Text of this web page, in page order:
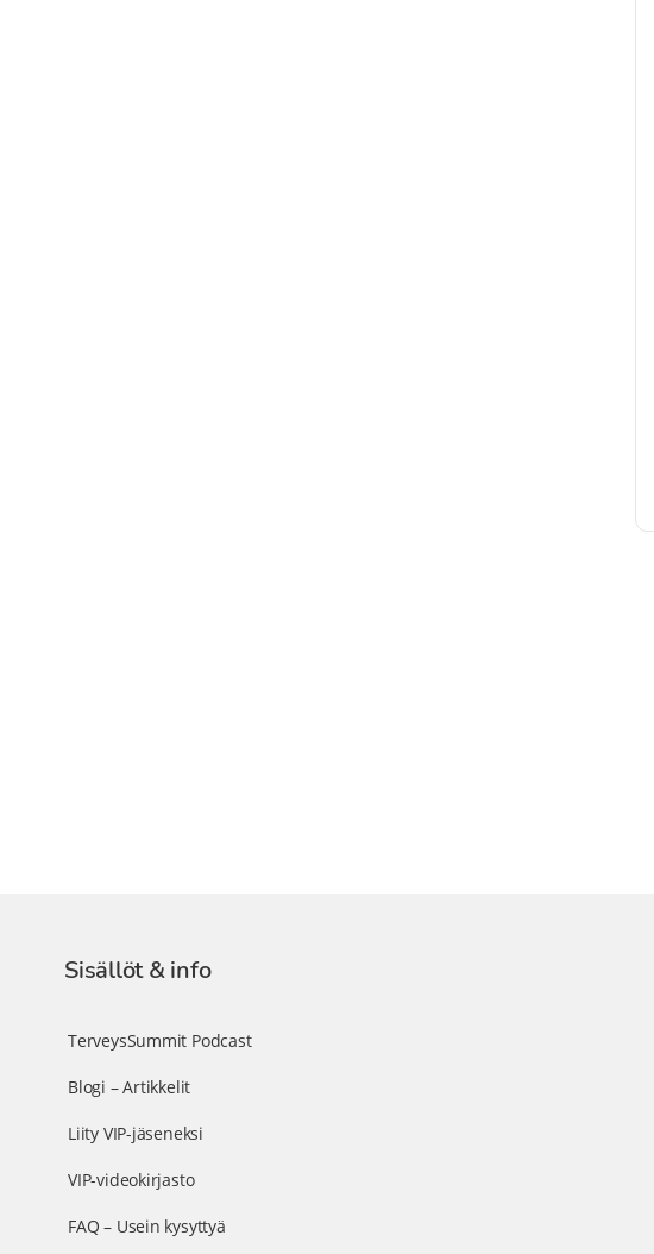
Sisällöt & info
TerveysSummit Podcast
Blogi – Artikkelit
Liity VIP-jäseneksi
VIP-videokirjasto
FAQ – Usein kysyttyä